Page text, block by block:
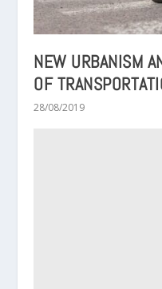
NEW URBANISM
OF
28/08/2019